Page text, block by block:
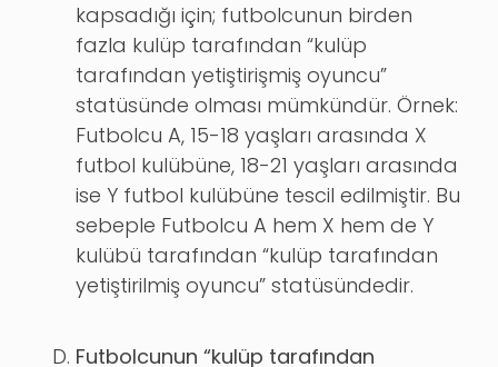
kapsadığı için; futbolcunun birden
fazla kulüp tarafından “kulüp
tarafından yetiştirişmiş oyuncu”
statüsünde olması mümkündür. Örnek:
Futbolcu A, 15-18 yaşları arasında X
futbol kulübüne, 18-21 yaşları arasında
ise Y futbol kulübüne tescil edilmiştir. Bu
sebeple Futbolcu A hem X hem de Y
kulübü tarafından “kulüp tarafından
yetiştirilmiş oyuncu” statüsündedir.
Futbolcunun “kulüp tarafından